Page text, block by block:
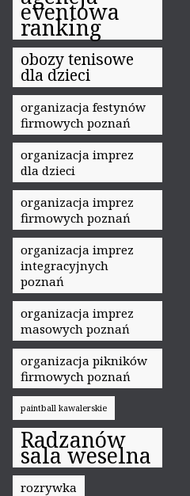
eventowa
ranking
obozy tenisowe
dla dzieci
organizacja festynów
firmowych poznań
organizacja imprez
dla dzieci
organizacja imprez
firmowych poznań
organizacja imprez
integracyjnych
poznań
organizacja imprez
masowych poznań
organizacja pikników
firmowych poznań
paintball kawalerskie
Radzanów
sala weselna
rozrywka